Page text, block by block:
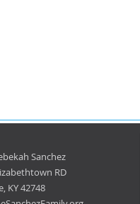
Sanchez
RD
KY 42748